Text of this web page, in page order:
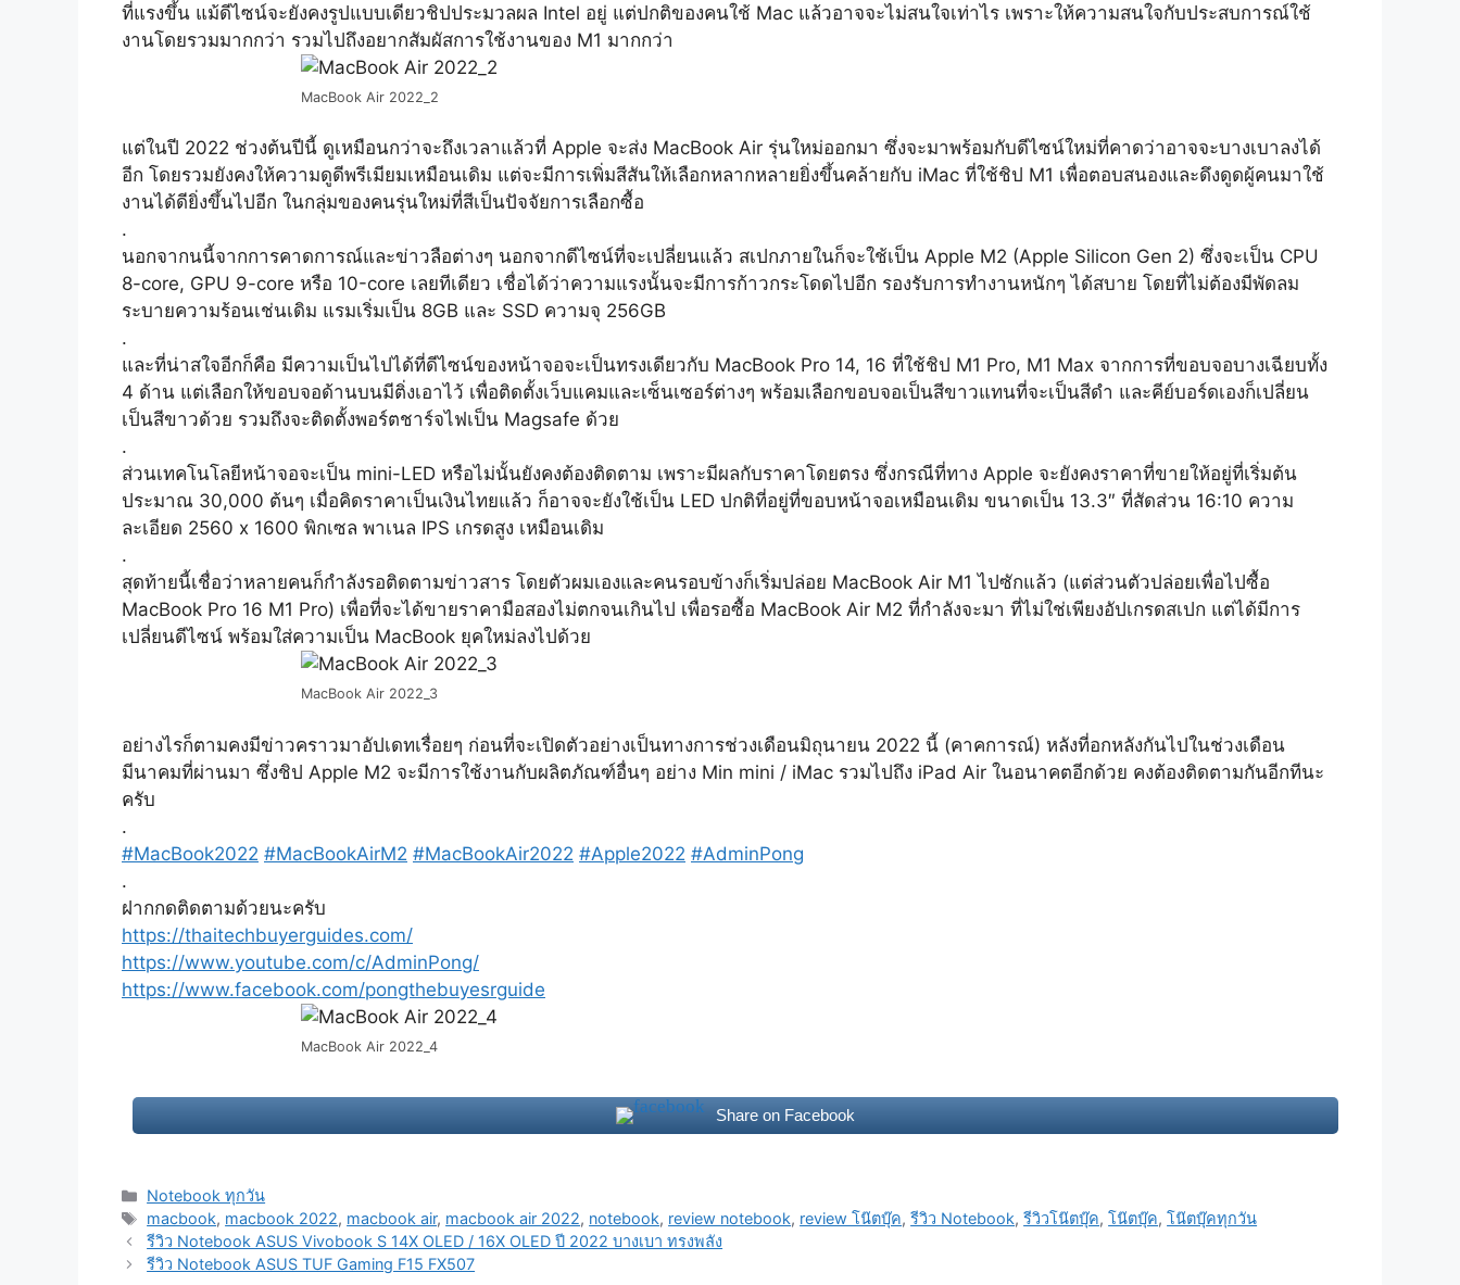
ที่แรงขึ้น แม้ดีไซน์จะยังคงรูปแบบเดียวชิปประมวลผล Intel อยู่ แต่ปกติของคนใช้ Mac แล้วอาจจะไม่สนใจเท่าไร เพราะให้ความสนใจกับประสบการณ์ใช้
งานโดยรวมมากกว่า รวมไปถึงอยากสัมผัสการใช้งานของ M1 มากกว่า
MacBook Air 2022_2
แต่ในปี 2022 ช่วงต้นปีนี้ ดูเหมือนกว่าจะถึงเวลาแล้วที่ Apple จะส่ง MacBook Air รุ่นใหม่ออกมา ซึ่งจะมาพร้อมกับดีไซน์ใหม่ที่คาดว่าอาจจะบางเบาลงได้
อีก โดยรวมยังคงให้ความดูดีพรีเมียมเหมือนเดิม แต่จะมีการเพิ่มสีสันให้เลือกหลากหลายยิ่งขึ้นคล้ายกับ iMac ที่ใช้ชิป M1 เพื่อตอบสนองและดึงดูดผู้คนมาใช้
งานได้ดียิ่งขึ้นไปอีก ในกลุ่มของคนรุ่นใหม่ที่สีเป็นปัจจัยการเลือกซื้อ
.
นอกจากนนี้จากการคาดการณ์และข่าวลือต่างๆ นอกจากดีไซน์ที่จะเปลี่ยนแล้ว สเปกภายในก็จะใช้เป็น Apple M2 (Apple Silicon Gen 2) ซึ่งจะเป็น CPU
8-core, GPU 9-core หรือ 10-core เลยทีเดียว เชื่อได้ว่าความแรงนั้นจะมีการก้าวกระโดดไปอีก รองรับการทำงานหนักๆ ได้สบาย โดยที่ไม่ต้องมีพัดลม
ระบายความร้อนเช่นเดิม แรมเริ่มเป็น 8GB และ SSD ความจุ 256GB
.
และที่น่าสใจอีกก็คือ มีความเป็นไปได้ที่ดีไซน์ของหน้าจอจะเป็นทรงเดียวกับ MacBook Pro 14, 16 ที่ใช้ชิป M1 Pro, M1 Max จากการที่ขอบจอบางเฉียบทั้ง
4 ด้าน แต่เลือกให้ขอบจอด้านบนมีติ่งเอาไว้ เพื่อติดตั้งเว็บแคมและเซ็นเซอร์ต่างๆ พร้อมเลือกขอบจอเป็นสีขาวแทนที่จะเป็นสีดำ และคีย์บอร์ดเองก็เปลี่ยน
เป็นสีขาวด้วย รวมถึงจะติดตั้งพอร์ตชาร์จไฟเป็น Magsafe ด้วย
.
ส่วนเทคโนโลยีหน้าจอจะเป็น mini-LED หรือไม่นั้นยังคงต้องติดตาม เพราะมีผลกับราคาโดยตรง ซึ่งกรณีที่ทาง Apple จะยังคงราคาที่ขายให้อยู่ที่เริ่มต้น
ประมาณ 30,000 ต้นๆ เมื่อคิดราคาเป็นเงินไทยแล้ว ก็อาจจะยังใช้เป็น LED ปกติที่อยู่ที่ขอบหน้าจอเหมือนเดิม ขนาดเป็น 13.3″ ที่สัดส่วน 16:10 ความ
ละเอียด 2560 x 1600 พิกเซล พาเนล IPS เกรดสูง เหมือนเดิม
.
สุดท้ายนี้เชื่อว่าหลายคนก็กำลังรอติดตามข่าวสาร โดยตัวผมเองและคนรอบข้างก็เริ่มปล่อย MacBook Air M1 ไปซักแล้ว (แต่ส่วนตัวปล่อยเพื่อไปซื้อ
MacBook Pro 16 M1 Pro) เพื่อที่จะได้ขายราคามือสองไม่ตกจนเกินไป เพื่อรอซื้อ MacBook Air M2 ที่กำลังจะมา ที่ไม่ใช่เพียงอัปเกรดสเปก แต่ได้มีการ
เปลี่ยนดีไซน์ พร้อมใส่ความเป็น MacBook ยุคใหม่ลงไปด้วย
MacBook Air 2022_3
อย่างไรก็ตามคงมีข่าวคราวมาอัปเดทเรื่อยๆ ก่อนที่จะเปิดตัวอย่างเป็นทางการช่วงเดือนมิถุนายน 2022 นี้ (คาคการณ์) หลังที่อกหลังกันไปในช่วงเดือน
มีนาคมที่ผ่านมา ซึ่งชิป Apple M2 จะมีการใช้งานกับผลิตภัณฑ์อื่นๆ อย่าง Min mini / iMac รวมไปถึง iPad Air ในอนาคตอีกด้วย คงต้องติดตามกันอีกทีนะ
ครับ
.
#MacBook2022 #MacBookAirM2 #MacBookAir2022 #Apple2022 #AdminPong
.
ฝากกดติดตามด้วยนะครับ
https://thaitechbuyerguides.com/
https://www.youtube.com/c/AdminPong/
https://www.facebook.com/pongthebuyesrguide
MacBook Air 2022_4
Share on Facebook
Categories
Notebook ทุกวัน
Tags
macbook, macbook 2022, macbook air, macbook air 2022, notebook, review notebook, review โน๊ตบุ๊ค,รีวิว Notebook,รีวิวโน๊ตบุ๊ค,โน๊ตบุ๊ค,โน๊ตบุ๊คทุกวัน
Post
navigation
รีวิว Notebook ASUS Vivobook S 14X OLED / 16X OLED ปี 2022 บางเบา ทรงพลัง
รีวิว Notebook ASUS TUF Gaming F15 FX507